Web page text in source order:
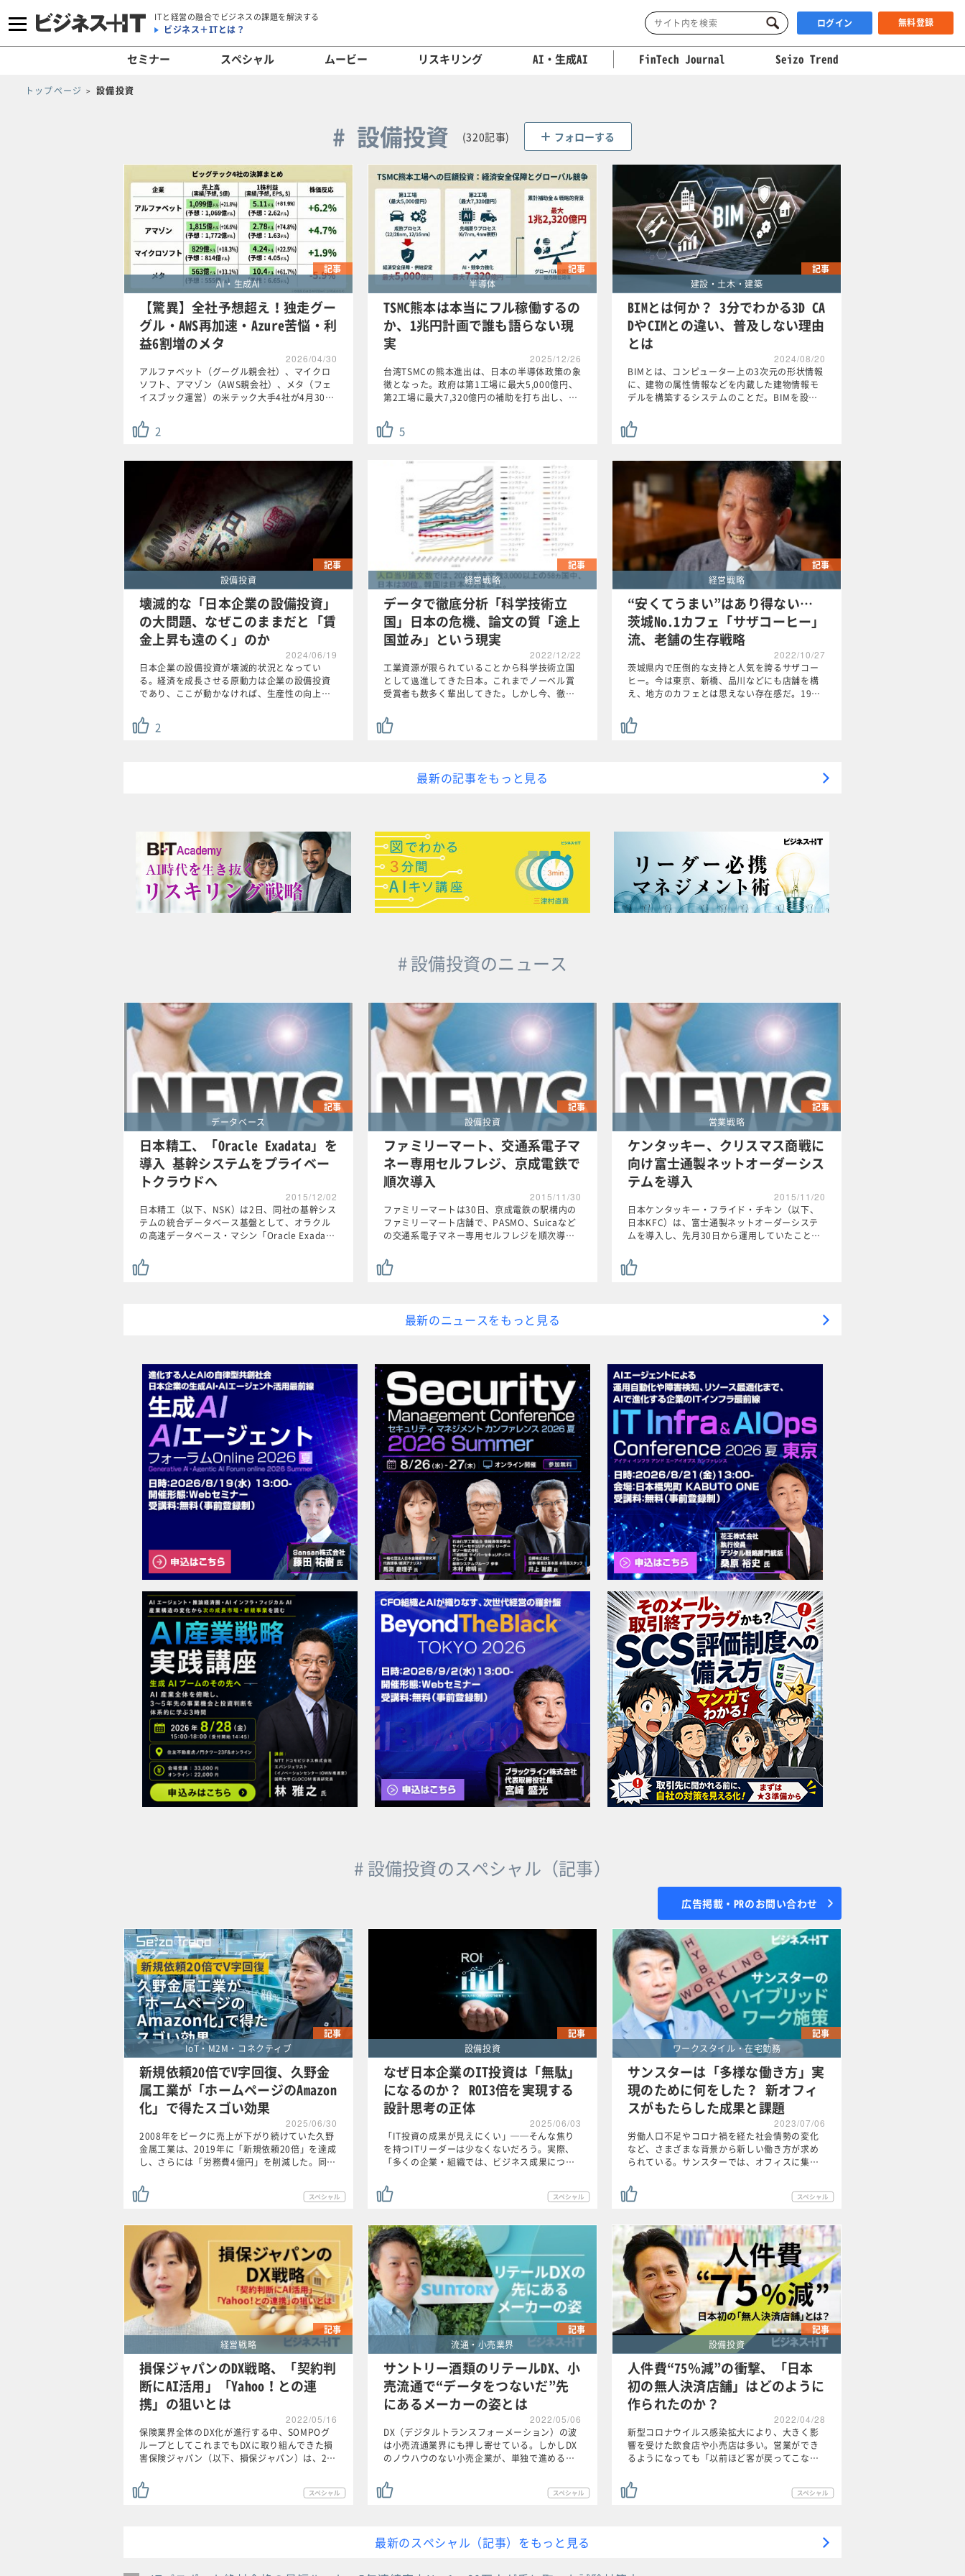
ITと経営の融合でビジネスの課題を解決する
ビジネス＋ITとは？ ログイン 無料登録
セミナー スペシャル ムービー リスキリング AI・生成AI FinTech Journal Seizo Trend
トップページ 設備投資
# 設備投資 (320記事) フォローする
記事
AI・生成AI
【驚異】全社予想超え！独走グー
グル・AWS再加速・Azure苦悩・利
益6割増のメタ
2026/04/30
2
アルファベット（グーグル親会社）、マイクロ
ソフト、アマゾン（AWS親会社）、メタ（フェ
イスブック運営）の米テック大手4社が4月30…
記事
半導体
TSMC熊本は本当にフル稼働するの
か、1兆円計画で誰も語らない現
実
2025/12/26
5
台湾TSMCの熊本進出は、日本の半導体政策の象
徴となった。政府は第1工場に最大5,000億円、
第2工場に最大7,320億円の補助を打ち出し、…
記事
建設・土木・建築
BIMとは何か？ 3分でわかる3D CA
DやCIMとの違い、普及しない理由
とは
2024/08/20
BIMとは、コンピューター上の3次元の形状情報
に、建物の属性情報などを内蔵した建物情報モ
デルを構築するシステムのことだ。BIMを設…
記事
設備投資
壊滅的な「日本企業の設備投資」
の大問題、なぜこのままだと「賃
金上昇も遠のく」のか
2024/06/19
2
日本企業の設備投資が壊滅的状況となってい
る。経済を成長させる原動力は企業の設備投資
であり、ここが動かなければ、生産性の向上…
記事
経営戦略
データで徹底分析「科学技術立
国」日本の危機、論文の質「途上
国並み」という現実
2022/12/22
工業資源が限られていることから科学技術立国
として邁進してきた日本。これまでノーベル賞
受賞者も数多く輩出してきた。しかし今、徹…
記事
経営戦略
“安くてうまい”はあり得ない…
茨城No.1カフェ「サザコーヒー」
流、老舗の生存戦略
2022/10/27
茨城県内で圧倒的な支持と人気を誇るサザコー
ヒー。今は東京、新橋、品川などにも店舗を構
え、地方のカフェとは思えない存在感だ。19…
最新の記事をもっと見る
# 設備投資のニュース
記事
データベース
日本精工、「Oracle Exadata」を
導入 基幹システムをプライベー
トクラウドへ
2015/12/02
日本精工（以下、NSK）は2日、同社の基幹シス
テムの統合データベース基盤として、オラクル
の高速データベース・マシン「Oracle Exada…
記事
設備投資
ファミリーマート、交通系電子マ
ネー専用セルフレジ、京成電鉄で
順次導入
2015/11/30
ファミリーマートは30日、京成電鉄の駅構内の
ファミリーマート店舗で、PASMO、Suicaなど
の交通系電子マネー専用セルフレジを順次導…
記事
営業戦略
ケンタッキー、クリスマス商戦に
向け富士通製ネットオーダーシス
テムを導入
2015/11/20
日本ケンタッキー・フライド・チキン（以下、
日本KFC）は、富士通製ネットオーダーシステ
ムを導入し、先月30日から運用していたこと…
最新のニュースをもっと見る
# 設備投資のスペシャル（記事）
広告掲載・PRのお問い合わせ
記事
IoT・M2M・コネクティブ
新規依頼20倍でV字回復、久野金
属工業が「ホームページのAmazon
化」で得たスゴい効果
2025/06/30
2008年をピークに売上が下がり続けていた久野
金属工業は、2019年に「新規依頼20倍」を達成
し、さらには「労務費4億円」を削減した。同…
記事
設備投資
なぜ日本企業のIT投資は「無駄」
になるのか？ ROI3倍を実現する
設計思考の正体
2025/06/03
「IT投資の成果が見えにくい」──そんな焦り
を持つITリーダーは少なくないだろう。実際、
「多くの企業・組織では、ビジネス成果につ…
記事
ワークスタイル・在宅勤務
サンスターは「多様な働き方」実
現のために何をした？ 新オフィ
スがもたらした成果と課題
2023/07/06
労働人口不足やコロナ禍を経た社会情勢の変化
など、さまざまな背景から新しい働き方が求め
られている。サンスターでは、オフィスに集…
記事
経営戦略
損保ジャパンのDX戦略、「契約判
断にAI活用」「Yahoo！との連
携」の狙いとは
2022/05/16
保険業界全体のDX化が進行する中、SOMPOグ
ループとしてこれまでもDXに取り組んできた損
害保険ジャパン（以下、損保ジャパン）は、2…
記事
流通・小売業界
サントリー酒類のリテールDX、小
売流通で“データをつないだ”先
にあるメーカーの姿とは
2022/05/06
DX（デジタルトランスフォーメーション）の波
は小売流通業界にも押し寄せている。しかしDX
のノウハウのない小売企業が、単独で進める…
記事
設備投資
人件費“75％減”の衝撃、「日本
初の無人決済店舗」はどのように
作られたのか？
2022/04/28
新型コロナウイルス感染拡大により、大きく影
響を受けた飲食店や小売店は多い。営業ができ
るようになっても「以前ほど客が戻ってこな…
最新のスペシャル（記事）をもっと見る